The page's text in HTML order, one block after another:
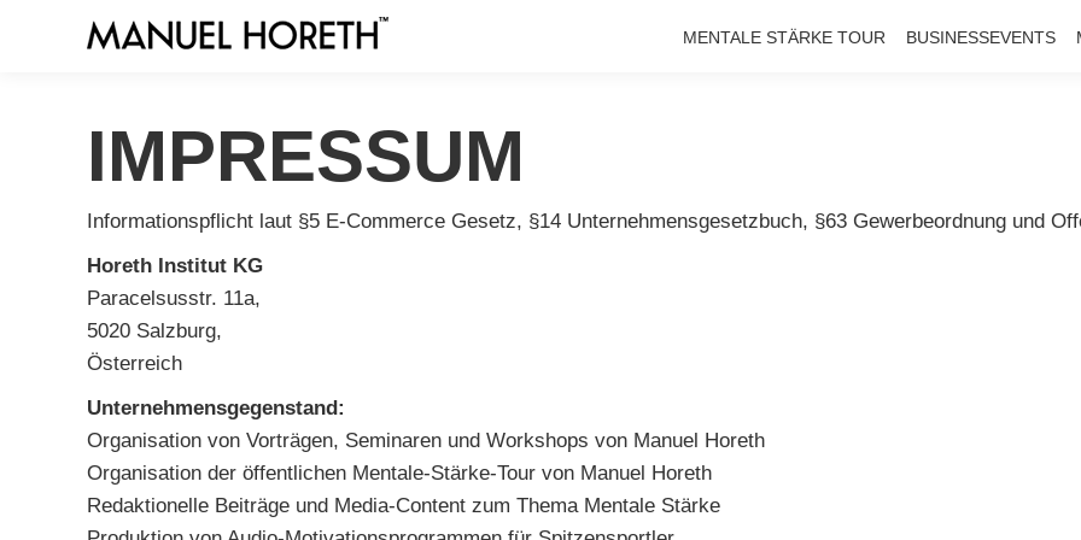
MENTALE STÄRKE TOUR BUSINESSEVENTS
IMPRESSUM
Informationspflicht laut §5 E-Commerce Gesetz, §14 Unternehmensgesetzbuch, §63 Gewerbeordnung und
Horeth Institut KG
Paracelsusstr. 11a,
5020 Salzburg,
Österreich
Unternehmensgegenstand:
Organisation von Vorträgen, Seminaren und Workshops von Manuel Horeth
Organisation der öffentlichen Mentale-Stärke-Tour von Manuel Horeth
Redaktionelle Beiträge und Media-Content zum Thema Mentale Stärke